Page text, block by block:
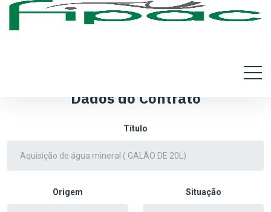
Dados do Contrato
Título
Origem Situação